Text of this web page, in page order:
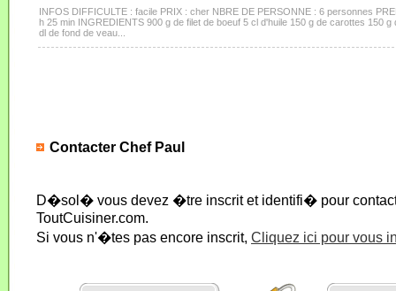
INFOS DIFFICULTE : facile PRIX : cher NBRE DE PERSONNE : 6 personnes
h 25 min INGREDIENTS 900 g de filet de boeuf 5 cl d'huile 150 g de carottes 150
dl de fond de veau...
Contacter Chef Paul
D�sol� vous devez �tre inscrit et identifi� pour
ToutCuisiner.com.
Si vous n'�tes pas encore inscrit, Cliquez ici pour vous